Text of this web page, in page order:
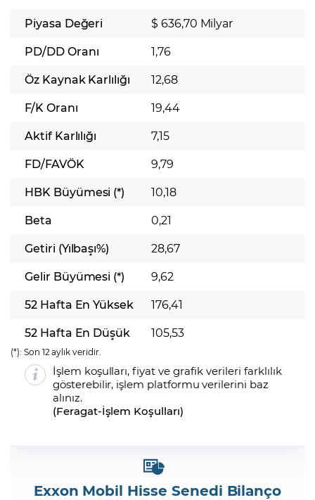
Piyasa Değeri
$ 636,70 Milyar
PD/DD Oranı
1,76
Öz Kaynak Karlılığı
12,68
F/K Oranı
19,44
Aktif Karlılığı
7,15
FD/FAVÖK
9,79
HBK Büyümesi (*)
10,18
Beta
0,21
Getiri (Yılbaşı%)
28,67
Gelir Büyümesi (*)
9,62
52 Hafta En Yüksek
176,41
52 Hafta En Düşük
105,53
(*): Son 12 aylık veridir.
İşlem koşulları, fiyat ve grafik verileri farklılık
gösterebilir, işlem platformu verilerini baz
alınız.
(Feragat-İşlem Koşulları)
Exxon Mobil Hisse Senedi Bilanço